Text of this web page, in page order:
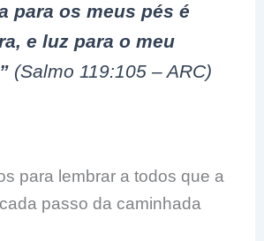
para os meus pés é
e luz para o meu
(Salmo 119:105 – ARC)
para lembrar a todos que a
passo da caminhada